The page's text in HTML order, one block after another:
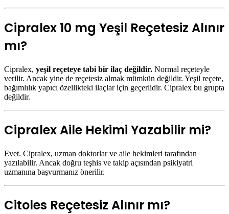
Cipralex 10 mg Yeşil Reçetesiz Alınır
mı?
Cipralex, yeşil reçeteye tabi bir ilaç değildir. Normal reçeteyle
verilir. Ancak yine de reçetesiz almak mümkün değildir. Yeşil reçete,
bağımlılık yapıcı özellikteki ilaçlar için geçerlidir. Cipralex bu grupta
değildir.
Cipralex Aile Hekimi Yazabilir mi?
Evet. Cipralex, uzman doktorlar ve aile hekimleri tarafından
yazılabilir. Ancak doğru teşhis ve takip açısından psikiyatri
uzmanına başvurmanız önerilir.
Citoles Reçetesiz Alınır mı?